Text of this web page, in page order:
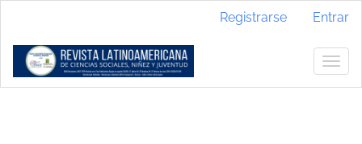
Contenido
principal
Barra
Registrarse Entrar